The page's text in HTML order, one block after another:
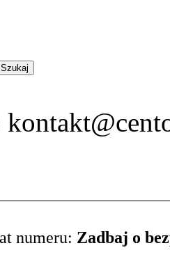
numeru: Zadbaj o